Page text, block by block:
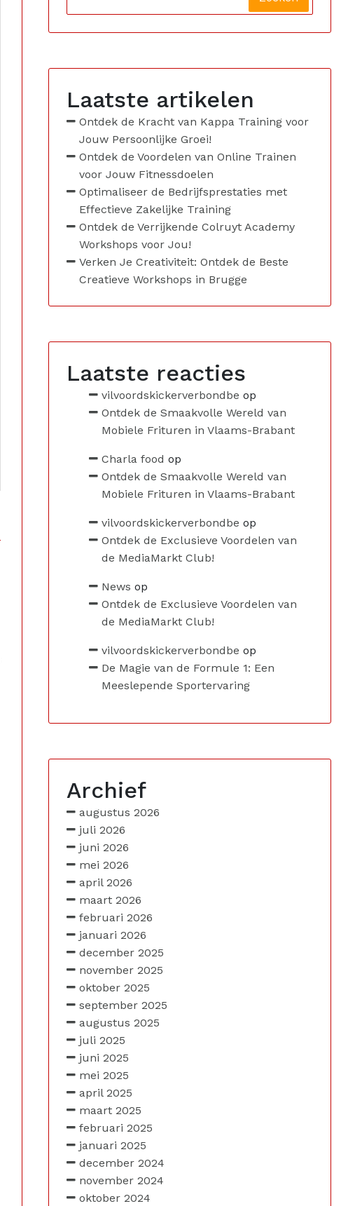
Laatste artikelen
Ontdek de Kracht van Kappa Training voor
Jouw Persoonlijke Groei!
Ontdek de Voordelen van Online Trainen
voor Jouw Fitnessdoelen
Optimaliseer de Bedrijfsprestaties met
Effectieve Zakelijke Training
Ontdek de Verrijkende Colruyt Academy
Workshops voor Jou!
Verken Je Creativiteit: Ontdek de Beste
Creatieve Workshops in Brugge
Laatste reacties
vilvoordskickerverbondbe op
Ontdek de Smaakvolle Wereld van
Mobiele Frituren in Vlaams-Brabant
Charla food op
Ontdek de Smaakvolle Wereld van
Mobiele Frituren in Vlaams-Brabant
vilvoordskickerverbondbe op
Ontdek de Exclusieve Voordelen van
de MediaMarkt Club!
News op
Ontdek de Exclusieve Voordelen van
de MediaMarkt Club!
vilvoordskickerverbondbe op
De Magie van de Formule 1: Een
Meeslepende Sportervaring
Archief
augustus 2026
juli 2026
juni 2026
mei 2026
april 2026
maart 2026
februari 2026
januari 2026
december 2025
november 2025
oktober 2025
september 2025
augustus 2025
juli 2025
juni 2025
mei 2025
april 2025
maart 2025
februari 2025
januari 2025
december 2024
november 2024
oktober 2024